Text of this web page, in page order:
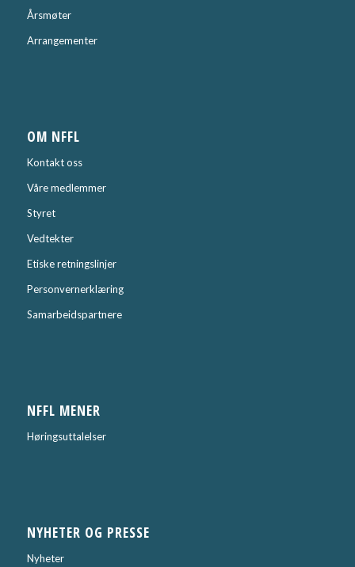
Årsmøter
Arrangementer
OM NFFL
Kontakt oss
Våre medlemmer
Styret
Vedtekter
Etiske retningslinjer
Personvernerklæring
Samarbeidspartnere
NFFL MENER
Høringsuttalelser
NYHETER OG PRESSE
Nyheter